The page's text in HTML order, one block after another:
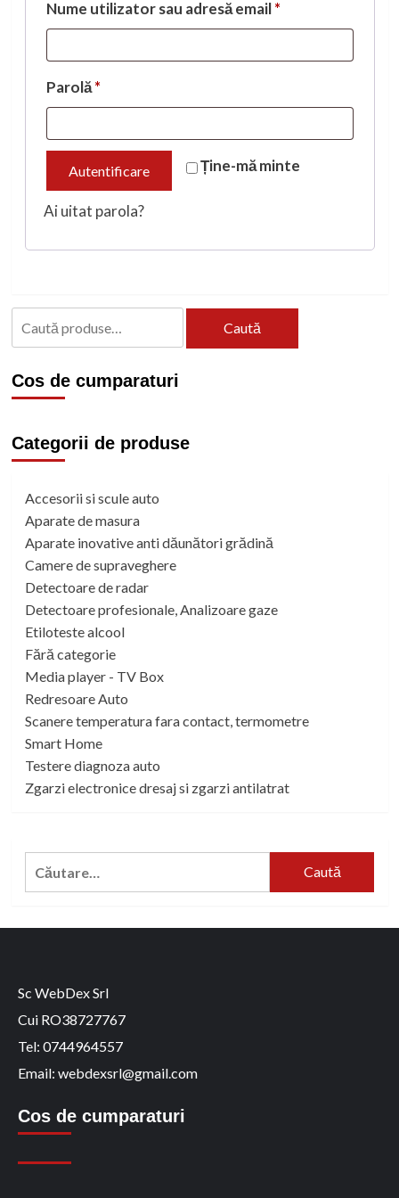
Nume utilizator sau adresă email*Obligatoriu
Parolă*Obligatoriu
Ține-mă minte
Autentificare
Ai uitat parola?
Caută
Cos de cumparaturi
Categorii de produse
Accesorii si scule auto
Aparate de masura
Aparate inovative anti dăunători grădină
Camere de supraveghere
Detectoare de radar
Detectoare profesionale, Analizoare gaze
Etiloteste alcool
Fără categorie
Media player - TV Box
Redresoare Auto
Scanere temperatura fara contact, termometre
Smart Home
Testere diagnoza auto
Zgarzi electronice dresaj si zgarzi antilatrat
Caută
Sc WebDex Srl
Cui RO38727767
Tel: 0744964557
Email: webdexsrl@gmail.com
Cos de cumparaturi